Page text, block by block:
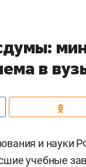
в
и науки
учебные